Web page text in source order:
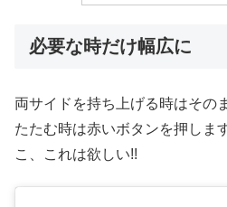
必要な時だけ幅広に
両サイドを持ち上げる時はその
たたむ時は赤いボタンを押しま
こ、これは欲しい!!